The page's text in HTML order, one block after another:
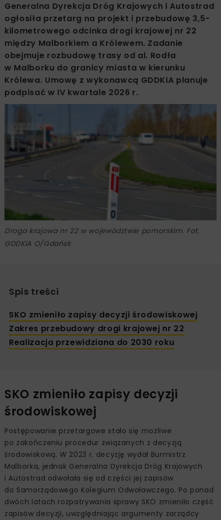
Generalna Dyrekcja Dróg Krajowych i Autostrad
ogłosiła przetarg na projekt i przebudowę 3,5-
kilometrowego odcinka drogi krajowej nr 22
między Malborkiem a Królewem. Zadanie
obejmuje rozbudowę trasy od al. Rodła
w Malborku do granicy miasta w kierunku
Królewa. Umowę z wykonawcą GDDKiA planuje
podpisać w IV kwartale 2026 r.
Droga krajowa nr 22 w województwie pomorskim. Fot.
GDDKiA O/Gdańsk
Spis treści
SKO zmieniło zapisy decyzji środowiskowej
Zakres przebudowy drogi krajowej nr 22
Realizacja przewidziana do 2030 roku
SKO zmieniło zapisy decyzji
środowiskowej
Postępowanie przetargowe stało się możliwe
po zakończeniu procedur związanych z decyzją
środowiskową. W 2023 r. decyzję wydał Burmistrz
Malborka, jednak Generalna Dyrekcja Dróg Krajowych
i Autostrad odwołała się od części jej zapisów
do Samorządowego Kolegium Odwoławczego. Po ponad
dwóch latach rozpatrywania sprawy SKO zmieniło część
zapisów decyzji, uwzględniając argumenty zarządcy